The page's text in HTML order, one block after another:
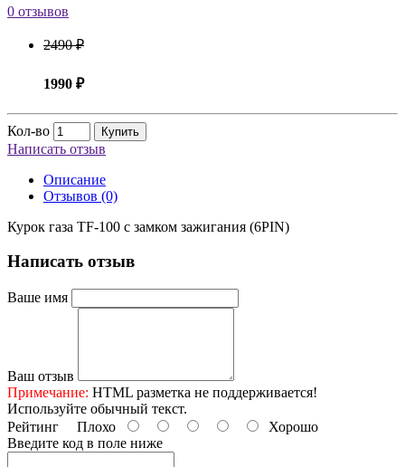
0 отзывов
2490 ₽
1990 ₽
Кол-во Купить
Написать отзыв
Описание
Отзывов (0)
Курок газа TF-100 с замком зажигания (6PIN)
Написать отзыв
Ваше имя
Ваш отзыв
Примечание: HTML разметка не поддерживается!
Используйте обычный текст.
Рейтинг Плохо
Хорошо
Введите код в поле ниже